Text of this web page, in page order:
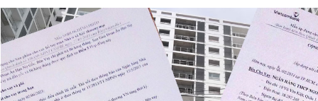
Theo dõi báo trên
Hotline
0906 645 777
Liên hệ quảng cáo
0908 780 404